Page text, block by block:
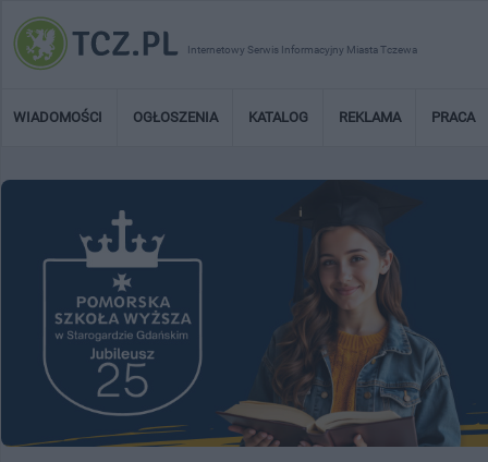
Internetowy Serwis Informacyjny Miasta Tczewa
WIADOMOŚCI OGŁOSZENIA KATALOG REKLAMA PRACA